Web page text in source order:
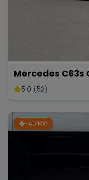
Bugatti
Range Rover
Mercedes C63s
5.0 (53)
~40 Min